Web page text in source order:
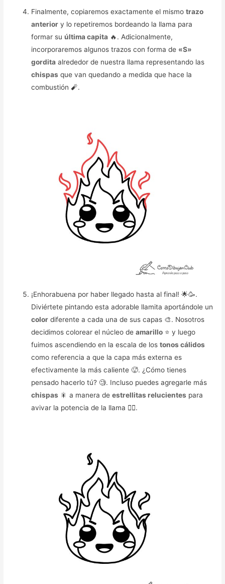
Finalmente, copiaremos exactamente el mismotrazo
anterior y lo repetiremos bordeando la llama para
formar suúltima capita 🔥. Adicionalmente,
incorporaremos algunos trazos con forma de «S»
gordita alrededor de nuestra llama representando las
chispas que van quedando a medida que hace la
combustión 🧨.
¡Enhorabuena por haber llegado hasta al final! 🌟🥳️.
Diviértete pintando esta adorable llamita aportándole un
color diferente a cada una de sus capas 🎨. Nosotros
decidimos colorear el núcleo deamarillo ⭐ y luego
fuimos ascendiendo en la escala de lostonos cálidos
como referencia a que la capa más externa es
efectivamente la más caliente 🥵. ¿Cómo tienes
pensado hacerlo tú? 🧐. Incluso puedes agregarle más
chispas 🎇 a manera deestrellitas relucientes para
avivar la potencia de la llama ❤️‍🔥.